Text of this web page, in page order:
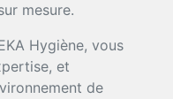
mesure.
Hygiène, vous
et
de